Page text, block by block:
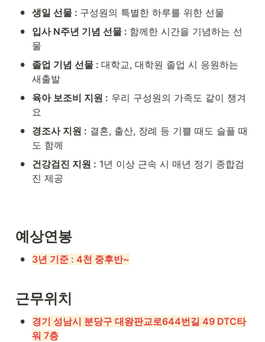
• 생일 선물 : 구성원의 특별한 하루를 위한 선물
• 입사 N주년 기념 선물 : 함께한 시간을 기념하는 선
물
• 졸업 기념 선물 : 대학교, 대학원 졸업 시 응원하는
새출발
• 육아 보조비 지원 : 우리 구성원의 가족도 같이 챙겨
요
• 경조사 지원 : 결혼, 출산, 장례 등 기쁠 때도 슬플 때
도 함께
• 건강검진 지원 : 1년 이상 근속 시 매년 정기 종합검
진 제공
예상연봉
• 3년 기준 : 4천 중후반~
근무위치
•
경기 성남시 분당구 대왕판교로644번길 49 DTC타
워 7층